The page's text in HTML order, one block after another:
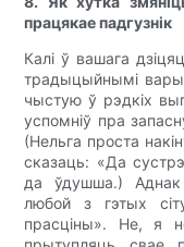
працякае падгузнік
Калі ў вашага
традыцыйнымі
чыстую ў рэдкіх
успомніў пра
(Нельга проста
сказаць: «Да
да ўдушша.)
любой з гэтых
прасціны». Не, я